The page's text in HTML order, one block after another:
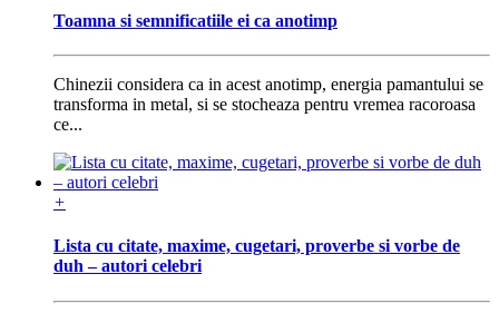
Toamna si semnificatiile ei ca anotimp
Chinezii considera ca in acest anotimp, energia pamantului se
transforma in metal, si se stocheaza pentru vremea racoroasa
ce...
+
Lista cu citate, maxime, cugetari, proverbe si vorbe de
duh – autori celebri